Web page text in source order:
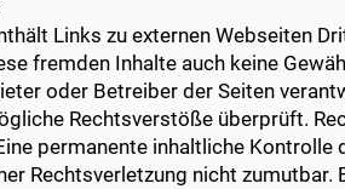
Links zu externen Webseiten
fremden Inhalte auch keine
oder Betreiber der Seiten
Rechtsverstöße überprüft.
permanente inhaltliche
Rechtsverletzung nicht